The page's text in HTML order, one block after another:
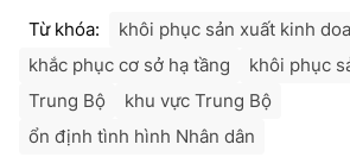
Từ khóa:
khôi phục sản xuất kinh
khắc phục cơ sở hạ tầng
khôi phục
Trung Bộ
khu vực Trung Bộ
ổn định tình hình Nhân dân